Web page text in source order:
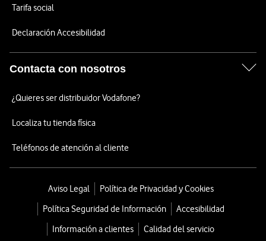
Tarifa social
Declaración Accesibilidad
Contacta con nosotros
¿Quieres ser distribuidor Vodafone?
Localiza tu tienda física
Teléfonos de atención al cliente
Aviso Legal
Política de Privacidad y Cookies
Política Seguridad de Información
Accesibilidad
Información a clientes
Calidad del servicio